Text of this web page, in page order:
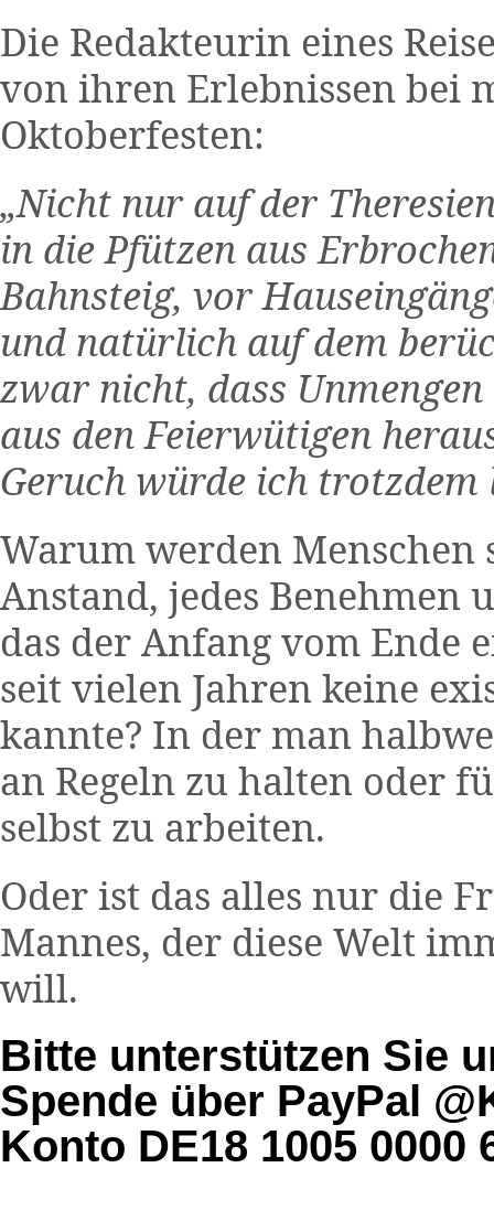
Die Redakteurin eines
von ihren Erlebnissen bei
Oktoberfesten:
„Nicht nur auf der
in die Pfützen aus
Bahnsteig, vor
und natürlich auf dem
zwar nicht, dass
aus den Feierwütigen
Geruch würde ich trotzdem
Warum werden Menschen
Anstand, jedes Benehmen
das der Anfang vom Ende
seit vielen Jahren keine
kannte? In der man
an Regeln zu halten oder
selbst zu arbeiten.
Oder ist das alles nur die
Mannes, der diese Welt
will.
Bitte unterstützen Sie
Spende über PayPal
Konto DE18 1005 0000